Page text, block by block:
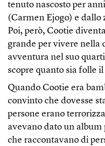
tenuto nascosto per
(Carmen Ejogo) e dallo
Poi, però, Cootie
grande per vivere nella
avventura nel suo
scopre quanto sia folle
Quando Cootie era
convinto che dovesse
persone erano
avevano dato un
che raccontavano di